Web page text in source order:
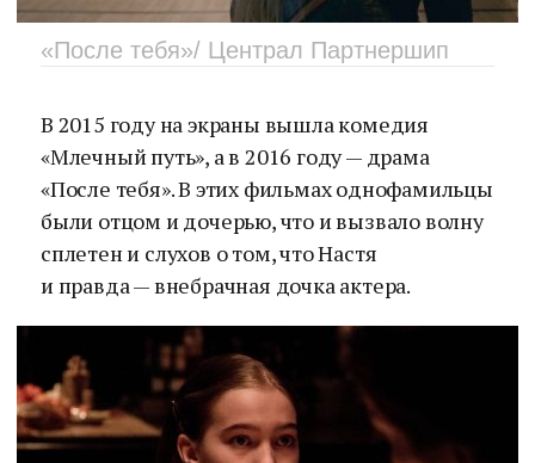
«После тебя»/ Централ Партнершип
В 2015 году на экраны вышла комедия
«Млечный путь», а в 2016 году — драма
«После тебя». В этих фильмах однофамильцы
были отцом и дочерью, что и вызвало волну
сплетен и слухов о том, что Настя
и правда — внебрачная дочка актера.